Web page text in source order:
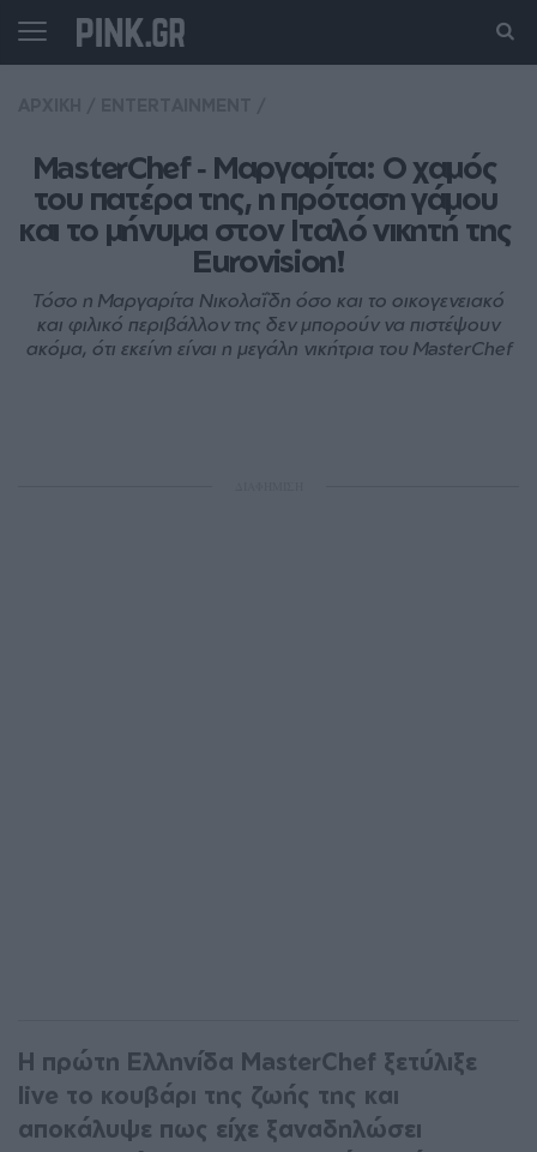
MasterChef ‑ Μαργαρίτα: Ο χαμός
του πατέρα της, η πρόταση γάμου
και το μήνυμα στον Ιταλό νικητή της
Eurovision!
Τόσο η Μαργαρίτα Νικολαΐδη όσο και το οικογενειακό
και φιλικό περιβάλλον της δεν μπορούν να πιστέψουν
ακόμα, ότι εκείνη είναι η μεγάλη νικήτρια του MasterChef
Η πρώτη Ελληνίδα MasterChef ξετύλιξε
live το κουβάρι της ζωής της και
αποκάλυψε πως είχε ξαναδηλώσει